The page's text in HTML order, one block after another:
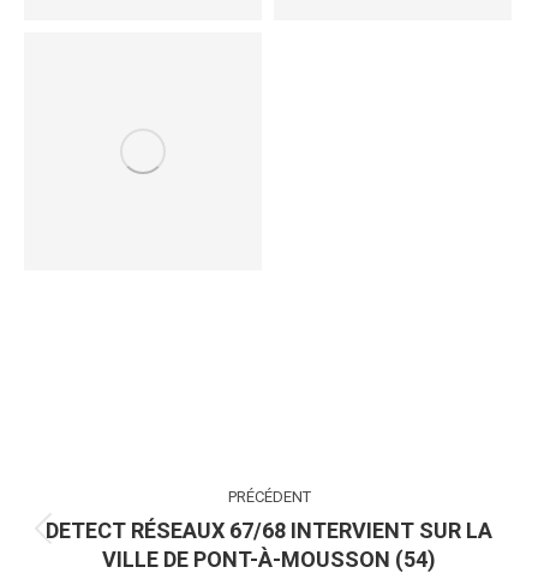
ARTICLE
PRÉCÉDENT
Article
DETECT RÉSEAUX 67/68 INTERVIENT SUR LA
VILLE DE PONT-À-MOUSSON (54)